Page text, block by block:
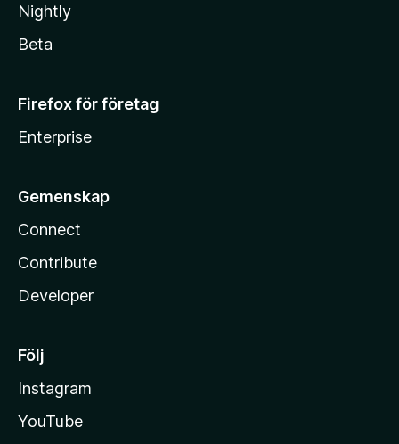
Nightly
Beta
Firefox för företag
Enterprise
Gemenskap
Connect
Contribute
Developer
Följ
Instagram
YouTube